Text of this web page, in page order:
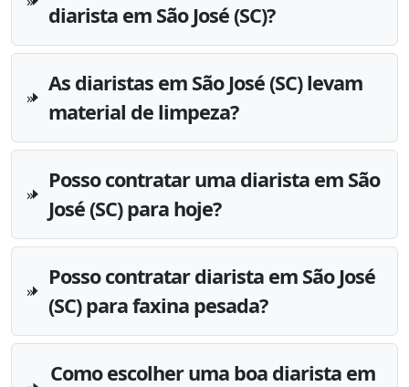
diarista em São José (SC)?
As diaristas em São José (SC) levam
material de limpeza?
Posso contratar uma diarista em São
José (SC) para hoje?
Posso contratar diarista em São José
(SC) para faxina pesada?
Como escolher uma boa diarista em